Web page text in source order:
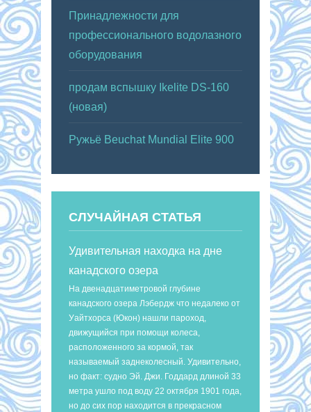
Принадлежности для
профессионального водолазного
оборудования
продам вспышку Ikelite DS-160
(новая)
Ружьё Beuchat Mundial Elite 900
СЛУЧАЙНАЯ СТАТЬЯ
Удивительная находка на дне
канадского озера
На двенадцатиметровой глубине
канадского озера Лэбердж что недалеко от
Уайтхорса (Юкон) нашли пароход,
движущийся при помощи колеса,
расположенного за кормой, так
называемый заднеколесный. Удивительно,
но факт: судно Эй. Джи. Годдард длиной 33
метра ушло под воду 22 октября 1901 года,
но до сих пор находится в прекрасном